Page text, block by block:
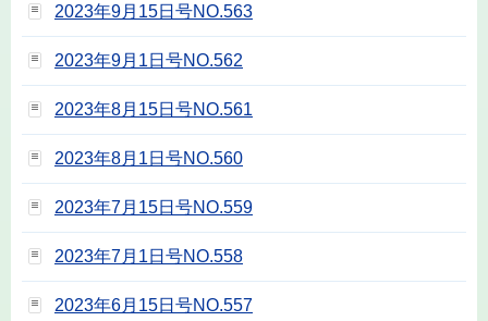
2023年9月15日号NO.563
2023年9月1日号NO.562
2023年8月15日号NO.561
2023年8月1日号NO.560
2023年7月15日号NO.559
2023年7月1日号NO.558
2023年6月15日号NO.557